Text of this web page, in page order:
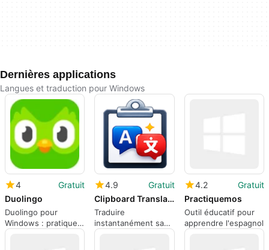
Dernières applications
Langues et traduction pour Windows
4
Gratuit
Duolingo
Duolingo pour
Windows : pratique
de bureau pour un
4.9
Gratuit
Clipboard Translator
Traduire
instantanément sans
changer de fenêtres
4.2
Gratuit
Practiquemos
Outil éducatif pour
apprendre l'espagnol